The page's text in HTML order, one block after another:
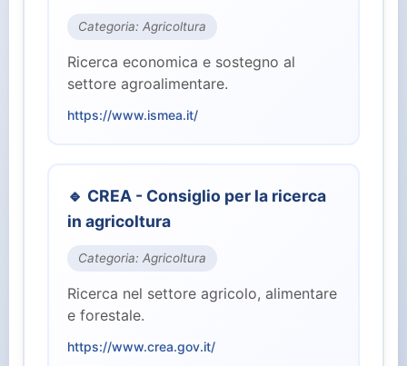
🏭 Industria e Lavoro (8)
🏛️ Istituzioni Centrali (10)
🎓 Istruzione e Ricerca (7)
🏥 Salute (4)
Categoria: Agricoltura
Ricerca economica e sostegno al
settore agroalimentare.
https://www.ismea.it/
🔹 CREA - Consiglio per la ricerca
in agricoltura
Categoria: Agricoltura
Ricerca nel settore agricolo, alimentare
e forestale.
https://www.crea.gov.it/